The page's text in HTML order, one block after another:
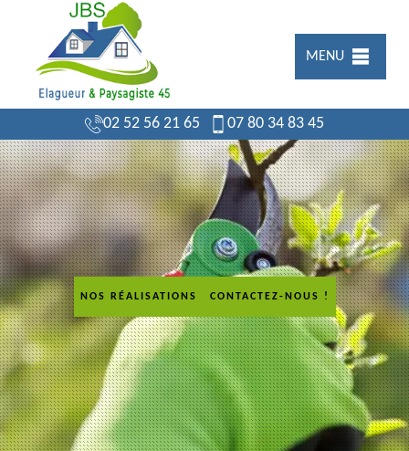
MENU
02 52 56 21 65 07 80 34 83 45
NOS RÉALISATIONS CONTACTEZ-NOUS !